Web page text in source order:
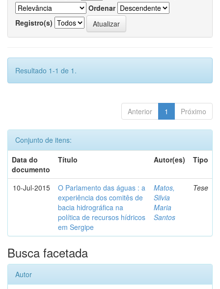
Ordenar
Registro(s)
Resultado 1-1 de 1.
Anterior 1 Próximo
Conjunto de itens:
Data do
documento
Título Autor(es) Tipo
10-Jul-2015
O Parlamento das águas : a
experiência dos comitês de
bacia hidrográfica na
política de recursos hídricos
em Sergipe
Matos,
Silvia
Maria
Santos
Tese
Busca facetada
Autor